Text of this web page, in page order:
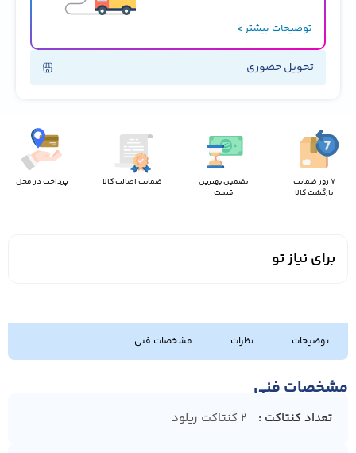
توضیحات بیشتر >
تحویل حضوری
7 روز ضمانت
بازگشت کالا
تضمین بهترین
قیمت
ضمانت اصالت کالا پرداخت در محل
برای نیاز تو
توضیحات نظرات مشخصات فنی
مشخصات فنی
تعداد کنتاکت 2 کنتاکت ریلود